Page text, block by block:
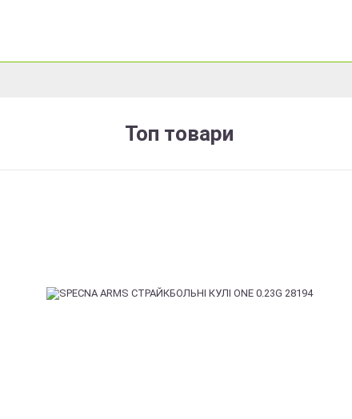
Топ товари